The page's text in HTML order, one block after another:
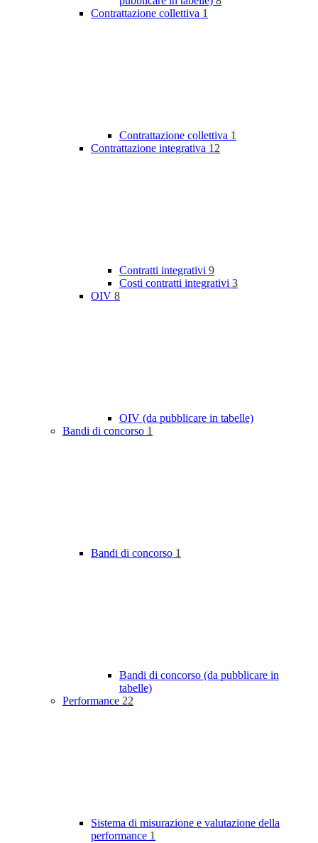
Contrattazione collettiva 1
Contrattazione collettiva 1
Contrattazione integrativa 12
Contratti integrativi 9
Costi contratti integrativi 3
OIV 8
OIV (da pubblicare in tabelle)
Bandi di concorso 1
Bandi di concorso 1
Bandi di concorso (da pubblicare in
tabelle)
Performance 22
Sistema di misurazione e valutazione della
performance 1